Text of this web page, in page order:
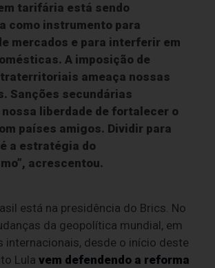
tarifária está sendo
como instrumento para
mercados e para interferir em
A imposição de
ameaça nossas
Sanções secundárias
liberdade de fortalecer o
países amigos. Dividir para
a estratégia do
acrescentou.
está na presidência do Brics. No
da geopolítica mundial, em
internacionais, desde o início deste
Lulavem defendendo a reforma